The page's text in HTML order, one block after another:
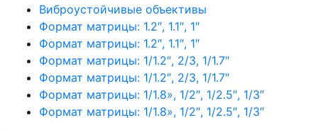
Виброустойчивые объективы
Формат матрицы: 1.2″, 1.1″, 1″
Формат матрицы: 1.2″, 1.1″, 1″
Формат матрицы: 1/1.2″, 2/3, 1/1.7″
Формат матрицы: 1/1.2″, 2/3, 1/1.7″
Формат матрицы: 1/1.8», 1/2″, 1/2.5″, 1/3″
Формат матрицы: 1/1.8», 1/2″, 1/2.5″, 1/3″